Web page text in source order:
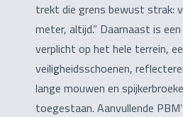
trekt die grens bewust strak:
meter, altijd.” Daarnaast is
verplicht op het hele terrein,
veiligheidsschoenen,
lange mouwen en
toegestaan. Aanvullende